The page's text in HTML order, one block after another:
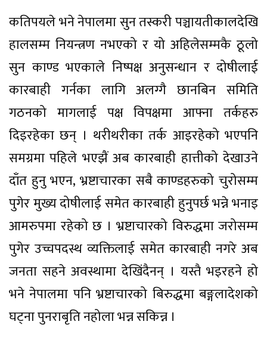
कतिपयले भने नेपालमा सुन तस्करी पञ्चायतीकालदेखि
हालसम्म नियन्त्रण नभएको र यो अहिलेसम्मकै ठूलो
सुन काण्ड भएकाले निष्पक्ष अनुसन्धान र दोषीलाई
कारबाही गर्नका लागि अलग्गै छानबिन समिति
गठनको मागलाई पक्ष विपक्षमा आफ्ना तर्कहरु
दिइरहेका छन् । थरीथरीका तर्क आइरहेको भएपनि
समग्रमा पहिले भएझैं अब कारबाही हात्तीको देखाउने
दाँत हुनु भएन, भ्रष्टाचारका सबै काण्डहरुको चुरोसम्म
पुगेर मुख्य दोषीलाई समेत कारबाही हुनुपर्छ भन्ने भनाइ
आमरुपमा रहेको छ । भ्रष्टाचारको विरुद्धमा जरोसम्म
पुगेर उच्चपदस्थ व्यक्तिलाई समेत कारबाही नगरे अब
जनता सहने अवस्थामा देखिंदैनन् । यस्तै भइरहने हो
भने नेपालमा पनि भ्रष्टाचारको बिरुद्धमा बङ्गलादेशको
घट्ना पुनराबृति नहोला भन्न सकिन्न ।